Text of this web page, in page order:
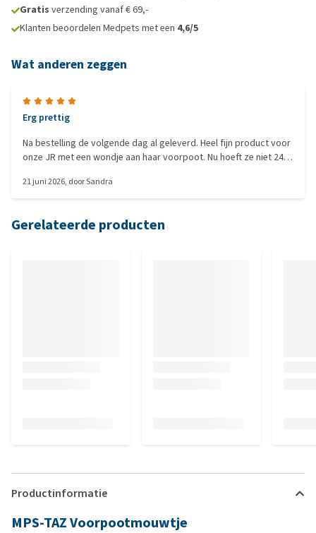
Gratis verzending vanaf € 69,-
Klanten beoordelen Medpets met een 4,6/5
Wat anderen zeggen
Erg prettig
Na bestelling de volgende dag al geleverd. Heel fijn product voor
onze JR met een wondje aan haar voorpoot. Nu hoeft ze niet 24/7
21 juni 2026, doorSandra
Gerelateerde producten
Productinformatie
MPS-TAZ Voorpootmouwtje